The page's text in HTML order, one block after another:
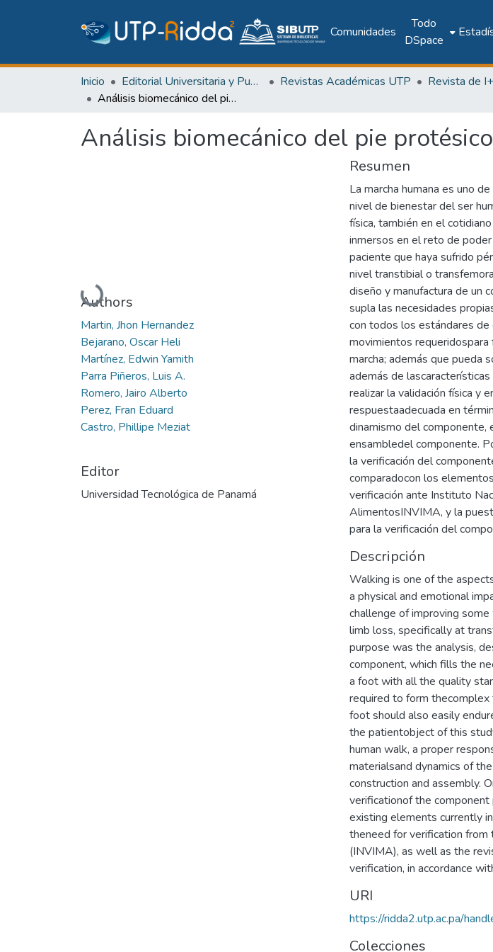
Comunidades
Todo
DSpace
Inicio Editorial Universitaria y Publicaciones Seriadas Revistas Académicas UTP Revista de
Análisis biomecánico del pie protésico Bioc-dm2
Análisis biomecánico del pie
Cargando...
Authors
Martin, Jhon Hernandez
Bejarano, Oscar Heli
Martínez, Edwin Yamith
Parra Piñeros, Luis A.
Romero, Jairo Alberto
Perez, Fran Eduard
Castro, Phillipe Meziat
Editor
Universidad Tecnológica de Panamá
Resumen
La marcha humana es uno
nivel de bienestar del ser
física, también en el
inmersos en el reto de
paciente que haya sufrido
nivel transtibial o
diseño y manufactura de un
supla las necesidades
con todos los estándares
movimientos
marcha; además que pueda
además de
realizar la validación física y
respuestaadecuada en
dinamismo del componente,
ensambledel componente.
la verificación del
comparadocon los
verificación ante Instituto
AlimentosINVIMA, y la
para la verificación del
Descripción
Walking is one of the
a physical and emotional
challenge of improving
limb loss, specifically at
purpose was the analysis,
component, which fills the
a foot with all the quality
required to form
foot should also easily
the patientobject of this
human walk, a proper
materialsand dynamics of
construction and assembly.
verificationof the
existing elements currently
theneed for verification
(INVIMA), as well as the
verification, in accordance
URI
https://ridda2.utp.ac.pa/
Colecciones